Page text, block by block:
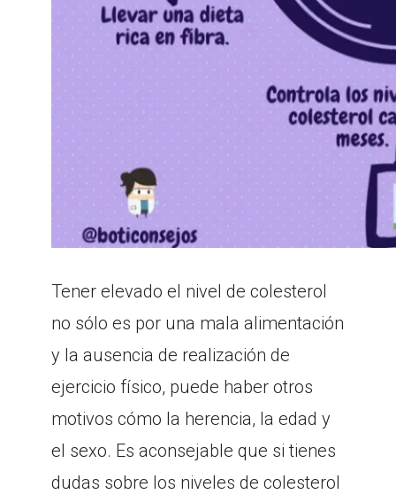
Tener elevado el nivel de colesterol
no sólo es por una mala alimentación
y la ausencia de realización de
ejercicio físico, puede haber otros
motivos cómo la herencia, la edad y
el sexo. Es aconsejable que si tienes
dudas sobre los niveles de colesterol